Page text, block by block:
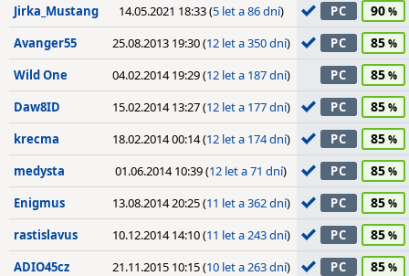
Jirka_Mustang 14.05.2021 18:33 (5 let a 86 dní) PC 90
Avanger55 25.08.2013 19:30 (12 let a 350 dní) PC 85
Wild One 04.02.2014 19:29 (12 let a 187 dní) PC 85
Daw8ID 15.02.2014 13:27 (12 let a 177 dní) PC 85
krecma 18.02.2014 00:14 (12 let a 174 dní) PC 85
medysta 01.06.2014 10:39 (12 let a 71 dní) PC 85
Enigmus 13.08.2014 20:25 (11 let a 362 dní) PC 85
rastislavus 10.12.2014 14:10 (11 let a 243 dní) PC 85
ADIO45cz 21.11.2015 10:15 (10 let a 263 dní) PC 85